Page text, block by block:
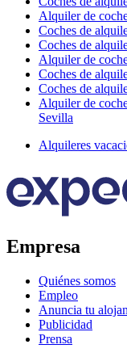
Alquiler de
Coches de
Coches de
Alquiler de
Coches de
Coches de
Alquiler de
Sevilla
Alquileres
Empresa
Quiénes somos
Empleo
Anuncia tu
Publicidad
Prensa